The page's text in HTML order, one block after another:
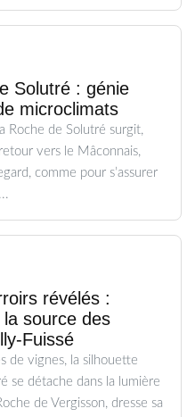
Solutré : génie
microclimats
Roche de Solutré surgit,
vers le Mâconnais,
comme pour s’assurer
révélés :
source des
Fuissé
de vignes, la silhouette
se détache dans la lumière
de Vergisson, dresse sa